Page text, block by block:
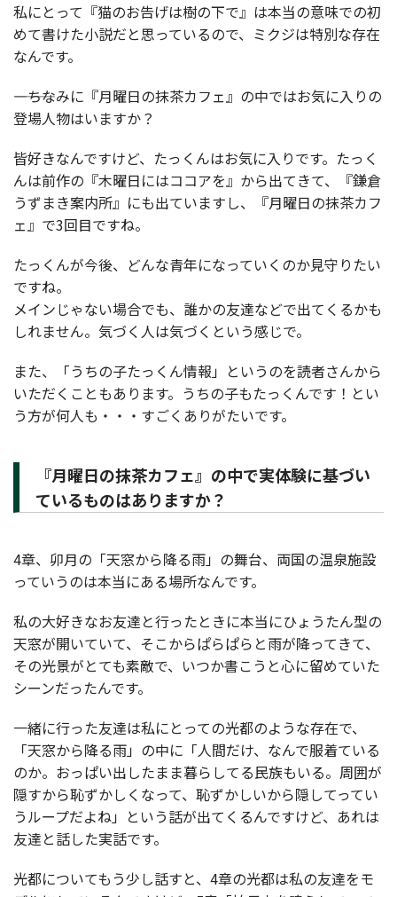
私にとって『猫のお告げは樹の下で』は本当の意味での初
めて書けた小説だと思っているので、ミクジは特別な存在
なんです。
――――ちなみに『月曜日の抹茶カフェ』の中ではお気に入りの
登場人物はいますか？
皆好きなんですけど、たっくんはお気に入りです。たっく
んは前作の『木曜日にはココアを』から出てきて、『鎌倉
うずまき案内所』にも出ていますし、『月曜日の抹茶カフ
ェ』で3回目ですね。
たっくんが今後、どんな青年になっていくのか見守りたい
ですね。
メインじゃない場合でも、誰かの友達などで出てくるかも
しれません。気づく人は気づくという感じで。
また、「うちの子たっくん情報」というのを読者さんから
いただくこともあります。うちの子もたっくんです！とい
う方が何人も・・・すごくありがたいです。
『月曜日の抹茶カフェ』の中で実体験に基づい
ているものはありますか？
4章、卯月の「天窓から降る雨」の舞台、両国の温泉施設
っていうのは本当にある場所なんです。
私の大好きなお友達と行ったときに本当にひょうたん型の
天窓が開いていて、そこからぱらぱらと雨が降ってきて、
その光景がとても素敵で、いつか書こうと心に留めていた
シーンだったんです。
一緒に行った友達は私にとっての光都のような存在で、
「天窓から降る雨」の中に「人間だけ、なんで服着ている
のか。おっぱい出したまま暮らしてる民族もいる。周囲が
隠すから恥ずかしくなって、恥ずかしいから隠してってい
うループだよね」という話が出てくるんですけど、あれは
友達と話した実話です。
光都についてもう少し話すと、4章の光都は私の友達をモ